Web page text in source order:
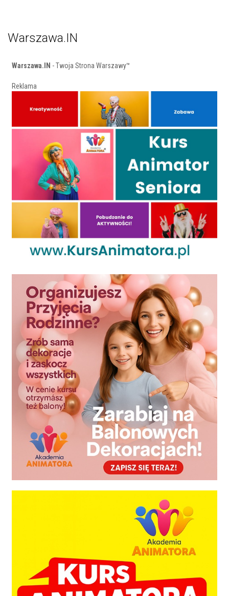
Warszawa.IN
Warszawa.IN - Twoja Strona Warszawy™
Reklama